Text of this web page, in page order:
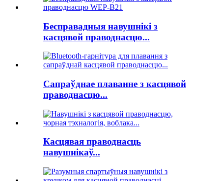
Бесправадныя навушнікі з
касцявой праводнасцю...
Сапраўднае плаванне з касцявой
праводнасцю...
Касцявая праводнасць
навушнікаў...